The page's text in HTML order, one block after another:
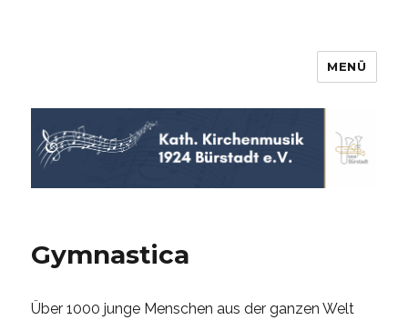
MENÜ
Gymnastica
Über 1000 junge Menschen aus der ganzen Welt